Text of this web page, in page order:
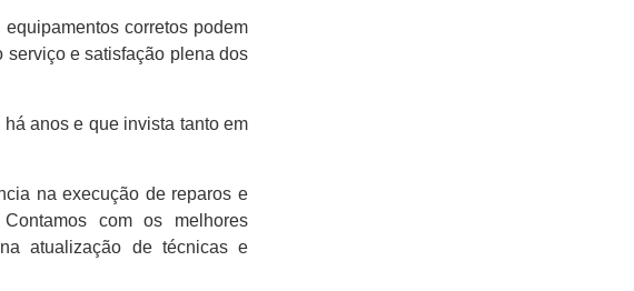
corretos podem
serviço e satisfação plena dos
anos e que invista tanto em
na execução de reparos e
com os melhores
atualização de técnicas e